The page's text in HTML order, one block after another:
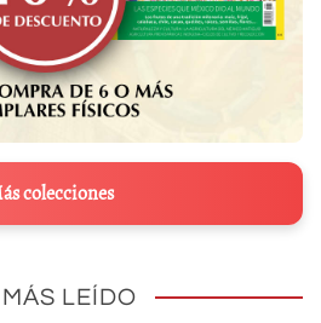
colecciones
MÁS LEÍDO